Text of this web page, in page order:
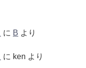
に B より
に ken より